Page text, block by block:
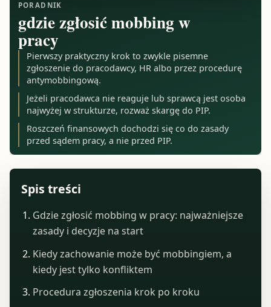
PORADNIK
gdzie zgłosić mobbing w
pracy
Pierwszy praktyczny krok to zwykle pisemne
zgłoszenie do pracodawcy, HR albo przez procedurę
antymobbingową.
Jeżeli pracodawca nie reaguje lub sprawcą jest osoba
najwyżej w strukturze, rozważ skargę do PIP.
Roszczeń finansowych dochodzi się co do zasady
przed sądem pracy, a nie przed PIP.
Spis treści
Gdzie zgłosić mobbing w pracy: najważniejsze
zasady i decyzje na start
Kiedy zachowanie może być mobbingiem, a
kiedy jest tylko konfliktem
Procedura zgłoszenia krok po kroku